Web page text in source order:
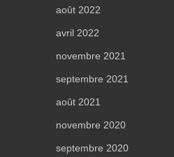
août 2022
avril 2022
novembre 2021
septembre 2021
août 2021
novembre 2020
septembre 2020